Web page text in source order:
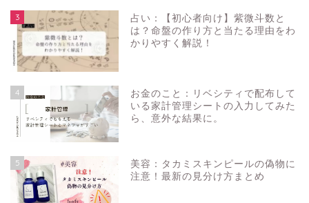
3
占い：【初心者向け】紫微斗数と
は？命盤の作り方と当たる理由をわ
かりやすく解説！
4
お金のこと：リベシティで配布して
いる家計管理シートの入力してみた
ら、意外な結果に。
5
美容：タカミスキンピールの偽物に
注意！最新の見分け方まとめ